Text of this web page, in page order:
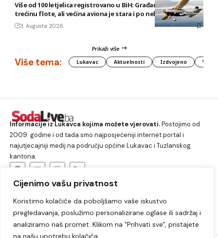
Cijenimo vašu privatnost
Koristimo kolačiće da poboljšamo vaše iskustvo
pregledavanja, poslužimo personalizirane oglase ili sadržaj i
analiziramo naš promet. Klikom na "Prihvati sve", pristajete
na našu upotrebu kolačića.
Više od 100 letjelica registrovano u BiH: Građani posjeduju
trećinu flote, ali većina aviona je stara i po nekoliko decenija
3. Augusta 2026.
Prikaži više
Više tema: Lukavac Aktuelnosti Izdvojeno
Informacije iz Lukavca kojima možete vjerovati.Postojimo od
2009. godine i od tada smo najposjećeniji internet portal i
najutjecajniji medij na području općine Lukavac i Tuzlanskog
kantona.
Lukavac Društvo Crna hronika
Sport
Kultura
Kolumne Slobodno vrijeme